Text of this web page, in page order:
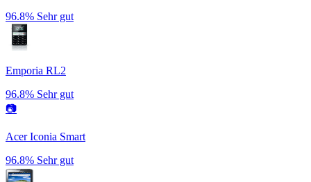
96.8% Sehr gut
Emporia RL2
96.8% Sehr gut
📷
Acer Iconia Smart
96.8% Sehr gut